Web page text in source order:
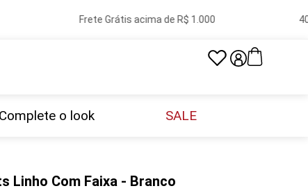
Frete Grátis acima de R$ 1.000 40
Complete o look SALE
Linho Com Faixa - Branco